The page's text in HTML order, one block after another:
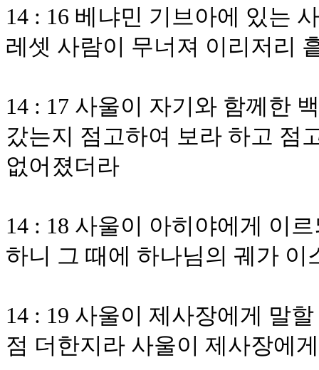
14 : 16 베냐민 기브아에 있는
레셋 사람이 무너져 이리저리
14 : 17 사울이 자기와 함께한
갔는지 점고하여 보라 하고 점
없어졌더라
14 : 18 사울이 아히야에게 이
하니 그 때에 하나님의 궤가
14 : 19 사울이 제사장에게 말
점 더한지라 사울이 제사장에